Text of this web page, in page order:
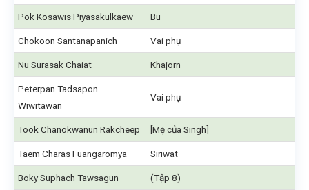
Pok Kosawis Piyasakulkaew Bu
Chokoon Santanapanich Vai phụ
Nu Surasak Chaiat Khajorn
Peterpan Tadsapon
Wiwitawan
Vai phụ
Took Chanokwanun Rakcheep [Mẹ của Singh]
Taem Charas Fuangaromya Siriwat
Boky Suphach Tawsagun (Tập 8)